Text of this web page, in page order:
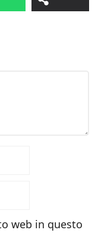
web in questo